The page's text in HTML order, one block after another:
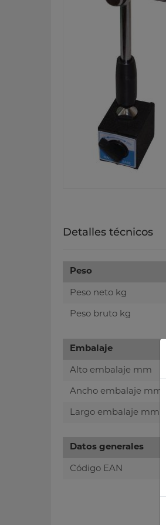
Detalles técnicos
Peso
Peso neto kg
Peso bruto kg
Embalaje
Alto embalaje mm
Ancho embalaje mm
Largo embalaje mm
Datos generales
Código EAN